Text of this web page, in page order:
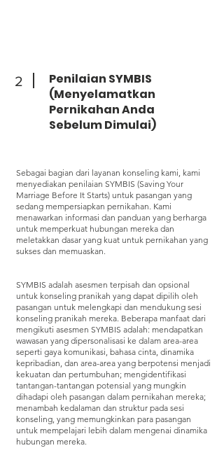
2
Penilaian SYMBIS
(Menyelamatkan
Pernikahan Anda
Sebelum Dimulai)
Sebagai bagian dari layanan konseling kami, kami
menyediakan penilaian SYMBIS (Saving Your
Marriage Before It Starts) untuk pasangan yang
sedang mempersiapkan pernikahan. Kami
menawarkan informasi dan panduan yang berharga
untuk memperkuat hubungan mereka dan
meletakkan dasar yang kuat untuk pernikahan yang
sukses dan memuaskan.
SYMBIS adalah asesmen terpisah dan opsional
untuk konseling pranikah yang dapat dipilih oleh
pasangan untuk melengkapi dan mendukung sesi
konseling pranikah mereka. Beberapa manfaat dari
mengikuti asesmen SYMBIS adalah: mendapatkan
wawasan yang dipersonalisasi ke dalam area-area
seperti gaya komunikasi, bahasa cinta, dinamika
kepribadian, dan area-area yang berpotensi menjadi
kekuatan dan pertumbuhan; mengidentifikasi
tantangan-tantangan potensial yang mungkin
dihadapi oleh pasangan dalam pernikahan mereka;
menambah kedalaman dan struktur pada sesi
konseling, yang memungkinkan para pasangan
untuk mempelajari lebih dalam mengenai dinamika
hubungan mereka.